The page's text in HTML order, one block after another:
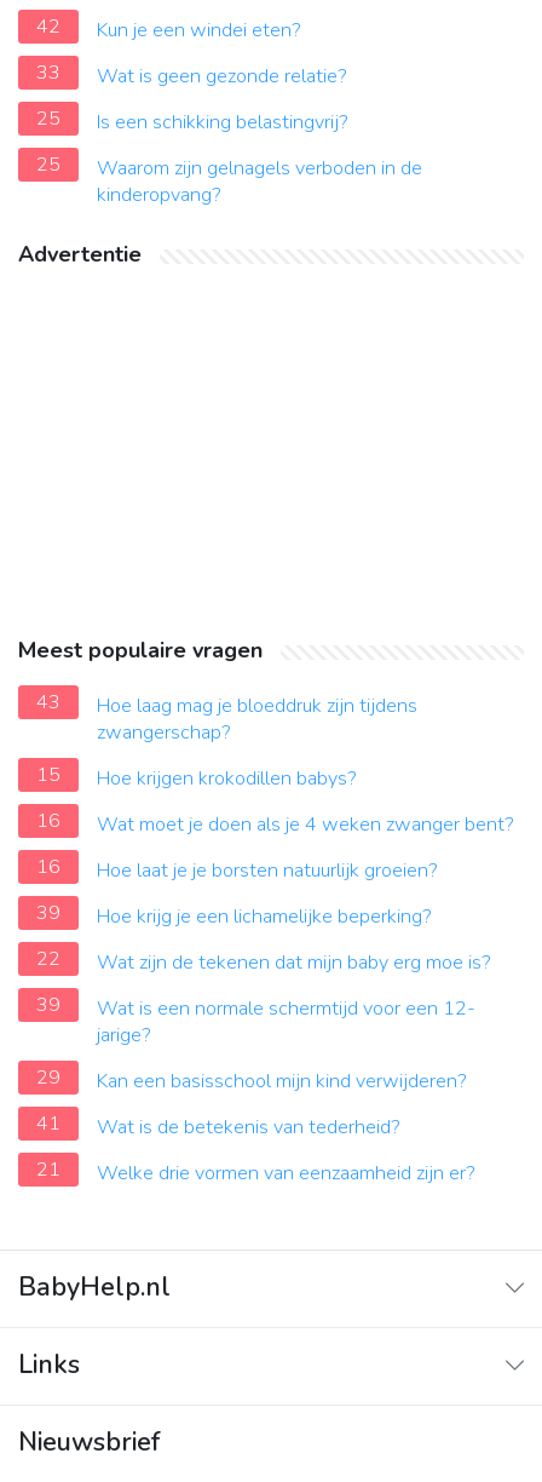
42
Kun je een windei eten?
33
Wat is geen gezonde relatie?
25
Is een schikking belastingvrij?
25
Waarom zijn gelnagels verboden in de
kinderopvang?
Advertentie
Meest populaire vragen
43
Hoe laag mag je bloeddruk zijn tijdens
zwangerschap?
15
Hoe krijgen krokodillen babys?
16
Wat moet je doen als je 4 weken zwanger bent?
16
Hoe laat je je borsten natuurlijk groeien?
39
Hoe krijg je een lichamelijke beperking?
22
Wat zijn de tekenen dat mijn baby erg moe is?
39
Wat is een normale schermtijd voor een 12-
jarige?
29
Kan een basisschool mijn kind verwijderen?
41
Wat is de betekenis van tederheid?
21
Welke drie vormen van eenzaamheid zijn er?
BabyHelp.nl
Vraag & Antwoord
Links
Contact
Nieuwsbrief